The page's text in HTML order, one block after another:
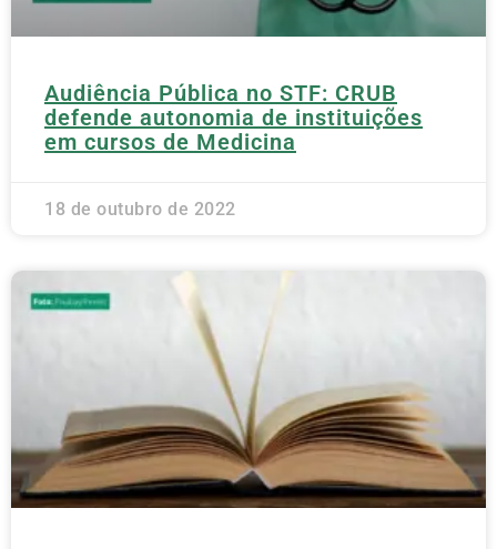
Audiência Pública no STF: CRUB
defende autonomia de instituições
em cursos de Medicina
18 de outubro de 2022